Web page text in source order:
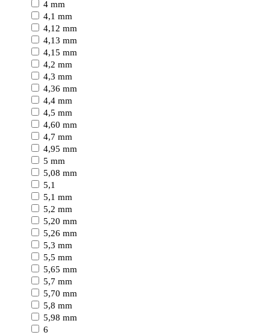
4 mm
4,1 mm
4,12 mm
4,13 mm
4,15 mm
4,2 mm
4,3 mm
4,36 mm
4,4 mm
4,5 mm
4,60 mm
4,7 mm
4,95 mm
5 mm
5,08 mm
5,1
5,1 mm
5,2 mm
5,20 mm
5,26 mm
5,3 mm
5,5 mm
5,65 mm
5,7 mm
5,70 mm
5,8 mm
5,98 mm
6